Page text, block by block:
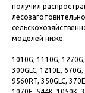
получил
моделей ниже:
1010G, 1110G,
300GLC, 1210E,
9560RT, 350GLC,